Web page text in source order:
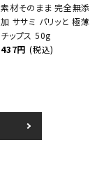
素材そのまま 完全無添
加 ササミ パリッと 極薄
チップス 50g
437円 (税込)